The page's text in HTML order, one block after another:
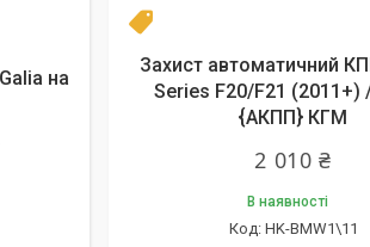
на
Захист автоматичний
Series F20/F21 (2011+)
{АКПП} КГМ
2 010 ₴
В наявності
HK-BMW1\11